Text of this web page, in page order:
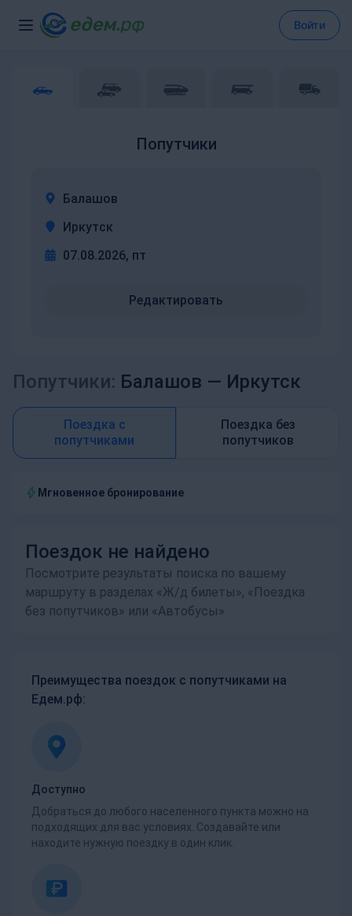
Войти
Попутчики
Балашов
Иркутск
07.08.2026, пт
Редактировать
Попутчики: Балашов — Иркутск
Поездка с
попутчиками
Поездка без
попутчиков
Мгновенное бронирование
Поездок не найдено
Посмотрите результаты поиска по вашему
маршруту в разделах «Ж/д билеты», «Поездка
без попутчиков» или «Автобусы»
Преимущества поездок с попутчиками на
Едем.рф:
Доступно
Добраться до любого населенного пункта можно на
подходящих для вас условиях. Создавайте или
находите нужную поездку в один клик.